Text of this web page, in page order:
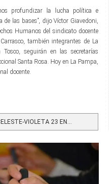
profundizar la lucha política e
de las bases”, dijo Víctor Giavedoni,
Humanos del sindicato docente
también integrantes de La
seguirán en las secretarías
Santa Rosa. Hoy en La Pampa,
docente.
VIOLETA 23 EN...